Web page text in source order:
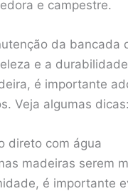
e campestre.
da bancada
e a
é importante
Veja algumas dicas:
direto com água
madeiras serem
é importante